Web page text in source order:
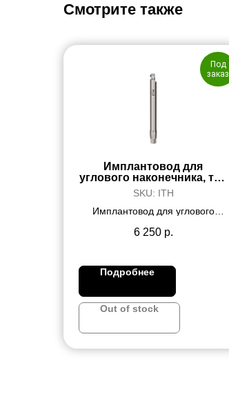
Смотрите также
Под
заказ
Имплантовод для
углового наконечника, тип
корневидный, короткий
SKU: ITH
Имплантовод для углового
короткий, материал SS
6 250 р.
Подробнее
Out of stock